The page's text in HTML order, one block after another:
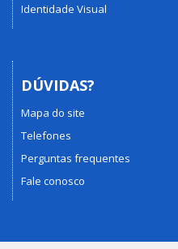
Identidade Visual
DÚVIDAS?
Mapa do site
Telefones
Perguntas frequentes
Fale conosco